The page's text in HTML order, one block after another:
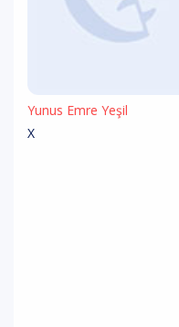
Yunus Emre Yeşil
X